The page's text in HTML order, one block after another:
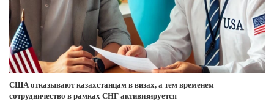
США отказывают казахстанцам в визах, а тем временем
сотрудничество в рамках СНГ активизируется